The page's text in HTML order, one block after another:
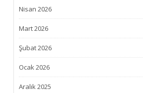
Nisan 2026
Mart 2026
Şubat 2026
Ocak 2026
Aralık 2025